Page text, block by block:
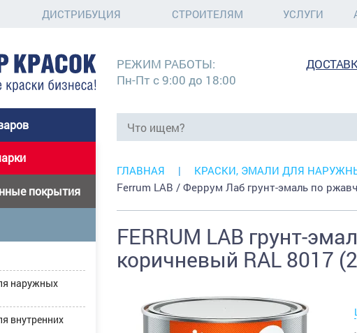
ДИСТРИБУЦИЯ СТРОИТЕЛЯМ УСЛУГИ
РЕЖИМ РАБОТЫ:
Пн-Пт с 9:00 до 18:00
покрытия
наружных
внутренних
ГЛАВНАЯ КРАСКИ, ЭМАЛИ ДЛЯ
Ferrum LAB / Феррум Лаб грунт-эмаль по
FERRUM LAB грунт-
коричневый RAL 8017